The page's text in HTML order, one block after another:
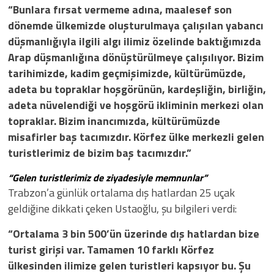
“Bunlara fırsat vermeme adına, maalesef son
dönemde ülkemizde oluşturulmaya çalışılan yabancı
düşmanlığıyla ilgili algı ilimiz özelinde baktığımızda
Arap düşmanlığına dönüştürülmeye çalışılıyor. Bizim
tarihimizde, kadim geçmişimizde, kültürümüzde,
adeta bu topraklar hoşgörünün, kardeşliğin, birliğin,
adeta nüvelendiği ve hoşgörü ikliminin merkezi olan
topraklar. Bizim inancımızda, kültürümüzde
misafirler baş tacımızdır. Körfez ülke merkezli gelen
turistlerimiz de bizim baş tacımızdır.”
“Gelen turistlerimiz de ziyadesiyle memnunlar”
Trabzon’a günlük ortalama dış hatlardan 25 uçak
geldiğine dikkati çeken Ustaoğlu, şu bilgileri verdi:
“Ortalama 3 bin 500’ün üzerinde dış hatlardan bize
turist girişi var. Tamamen 10 farklı Körfez
ülkesinden ilimize gelen turistleri kapsıyor bu. Şu